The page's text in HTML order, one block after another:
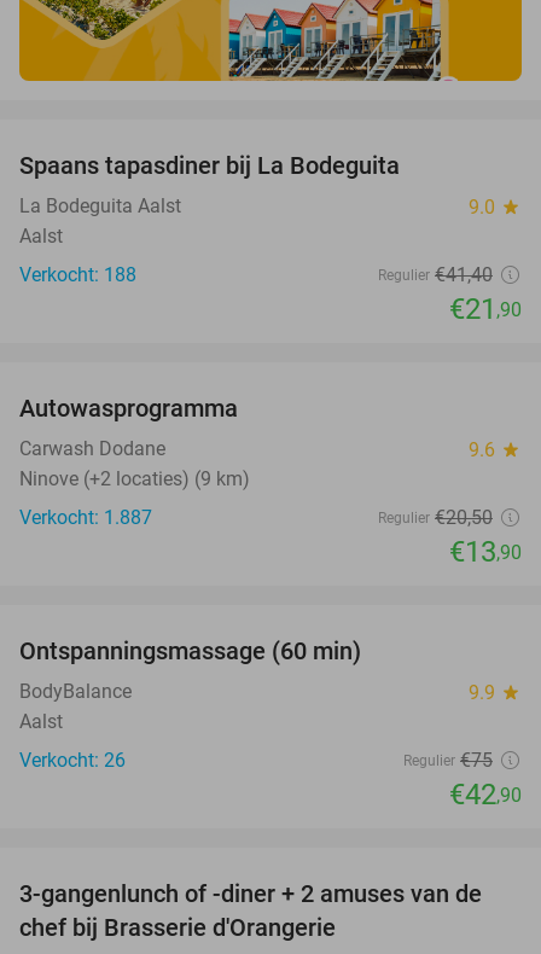
Spaans tapasdiner bij La Bodeguita
La Bodeguita Aalst 9.0 star
Aalst
Verkocht: 188
Regulier €41,40
€21 ,90
Autowasprogramma
Carwash Dodane 9.6 star
Ninove (+2 locaties) (9 km)
Verkocht: 1.887
Regulier €20,50
€13,90
Ontspanningsmassage (60 min)
BodyBalance 9.9 star
Aalst
Verkocht: 26
Regulier €75
€42,90
48%
3-gangenlunch of -diner + 2 amuses van de
chef bij Brasserie d'Orangerie